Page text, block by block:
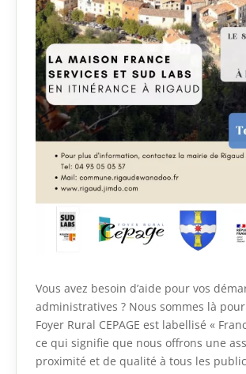
Vous avez besoin d’aide pour vos
administratives ? Nous sommes là pour
Foyer Rural CEPAGE est labellisé «
ce qui signifie que nous offrons une
proximité et de qualité à tous les